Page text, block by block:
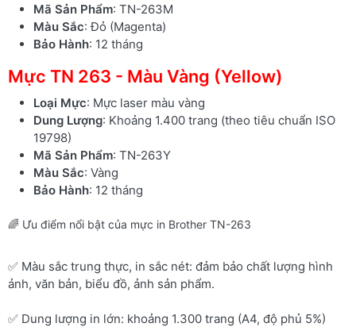
Mã Sản Phẩm: TN-263M
Màu Sắc: Đỏ (Magenta)
Bảo Hành: 12 tháng
Mực TN 263 - Màu Vàng (Yellow)
Loại Mực: Mực laser màu vàng
Dung Lượng: Khoảng 1.400 trang (theo tiêu chuẩn ISO
19798)
Mã Sản Phẩm: TN-263Y
Màu Sắc: Vàng
Bảo Hành: 12 tháng
🌈 Ưu điểm nổi bật của mực in Brother TN-263
✅ Màu sắc trung thực, in sắc nét: đảm bảo chất lượng hình
ảnh, văn bản, biểu đồ, ảnh sản phẩm.
✅ Dung lượng in lớn: khoảng 1.300 trang (A4, độ phủ 5%)